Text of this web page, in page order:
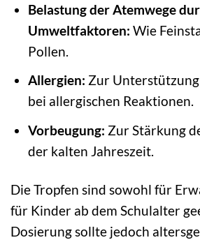
Belastung der Atemwege
Umweltfaktoren: Wie
Pollen.
Allergien: Zur
bei allergischen Reaktionen.
Vorbeugung: Zur Stärkung
der kalten Jahreszeit.
Die Tropfen sind sowohl für
für Kinder ab dem Schulalter
Dosierung sollte jedoch